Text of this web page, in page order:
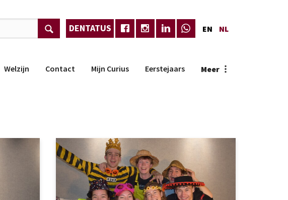
Welzijn Contact Mijn Curius Eerstejaars Meer
DENTATUS EN NL